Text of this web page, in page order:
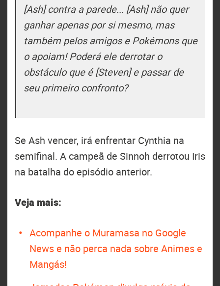
[Ash] contra a parede... [Ash] não quer
ganhar apenas por si mesmo, mas
também pelos amigos e Pokémons que
o apoiam! Poderá ele derrotar o
obstáculo que é [Steven] e passar de
seu primeiro confronto?
Se Ash vencer, irá enfrentar Cynthia na
semifinal. A campeã de Sinnoh derrotou Iris
na batalha do episódio anterior.
Veja mais:
Acompanhe o Muramasa no Google
News e não perca nada sobre Animes e
Mangás!